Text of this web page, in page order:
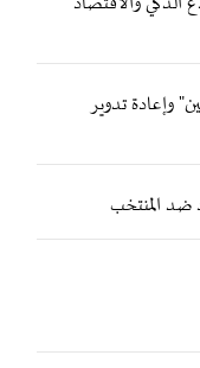
وإعادة تدوير
ضد المنتخب